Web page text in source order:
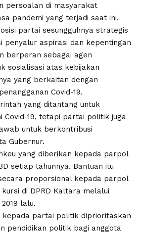
persoalan di masyarakat
pandemi yang terjadi saat ini.
partai sesungguhnya strategis
penyalur aspirasi dan kepentingan
berperan sebagai agen
sosialisasi atas kebijakan
yang berkaitan dengan
Covid-19.
yang ditantang untuk
Covid-19, tetapi partai politik juga
untuk berkontribusi
Gubernur.
yang diberikan kepada parpol
setiap tahunnya. Bantuan itu
proporsional kepada parpol
di DPRD Kaltara melalui
lalu.
kepada partai politik diprioritaskan
pendidikan politik bagi anggota